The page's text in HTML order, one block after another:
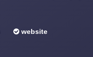
website